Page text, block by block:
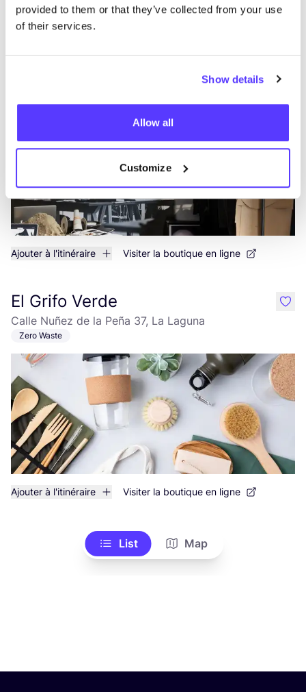
provided to them or that they’ve collected from your use
of their services.
Show details
Allow all
Customize
Ajouter à l'itinéraire Visiter la boutique en ligne
Avenida Francisco Andrade Fumero 1, Arona
Ajouter à l'itinéraire Visiter la boutique en ligne
El Grifo Verde
Calle Nuñez de la Peña 37, La Laguna
Zero Waste
Ajouter à l'itinéraire Visiter la boutique en ligne
like
List Map